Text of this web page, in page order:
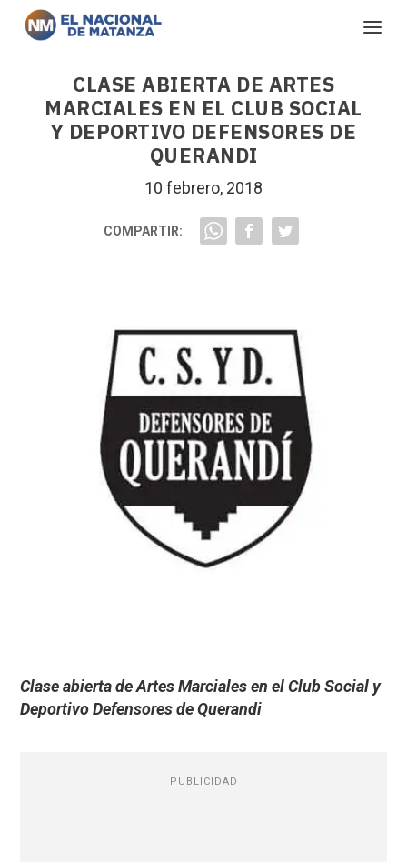
CLASE ABIERTA DE ARTES
MARCIALES EN EL CLUB SOCIAL
Y DEPORTIVO DEFENSORES DE
QUERANDI
10 febrero, 2018
COMPARTIR:
Clase abierta de Artes Marciales en el Club Social y
Deportivo Defensores de Querandi
PUBLICIDAD